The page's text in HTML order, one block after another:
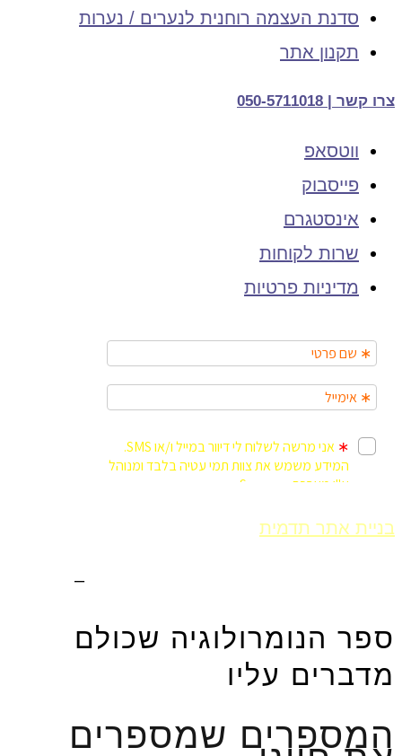
סדנת העצמה רוחנית לנערים / נערות
תקנון אתר
צרו קשר | 050-5711018
ווטסאפ
פייסבוק
אינסטגרם
שרות לקוחות
מדיניות פרטיות
בניית אתר תדמית
–
ספר הנומרולוגיה שכולם
מדברים עליו
המספרים שמספרים